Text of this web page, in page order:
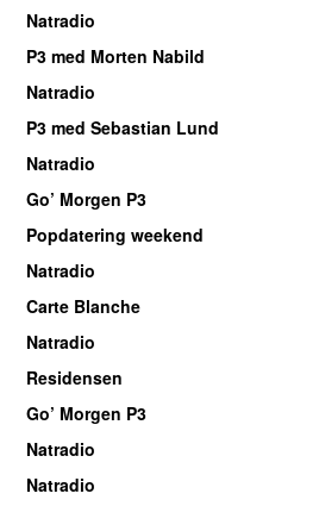
Natradio
P3 med Morten Nabild
Natradio
P3 med Sebastian Lund
Natradio
Go’ Morgen P3
Popdatering weekend
Natradio
Carte Blanche
Natradio
Residensen
Go’ Morgen P3
Natradio
Natradio